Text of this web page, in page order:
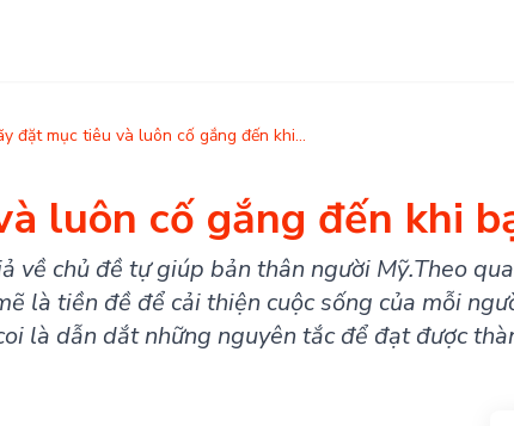
đặt mục tiêu và luôn cố gắng đến khi...
luôn cố gắng đến khi
về chủ đề tự giúp bản thân người Mỹ.Theo
là tiền đề để cải thiện cuộc sống của mỗi
là dẫn dắt những nguyên tắc để đạt được